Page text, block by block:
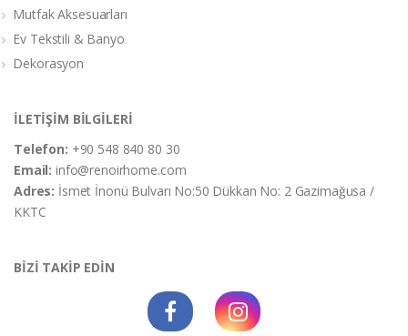
Mutfak Aksesuarları
Ev Tekstili & Banyo
Dekorasyon
İLETİŞİM BİLGİLERİ
Telefon: +90 548 840 80 30
Email:info@renoirhome.com
Adres: İsmet İnonü Bulvarı No:50 Dükkan No: 2 Gazimağusa /
KKTC
BİZİ TAKİP EDİN